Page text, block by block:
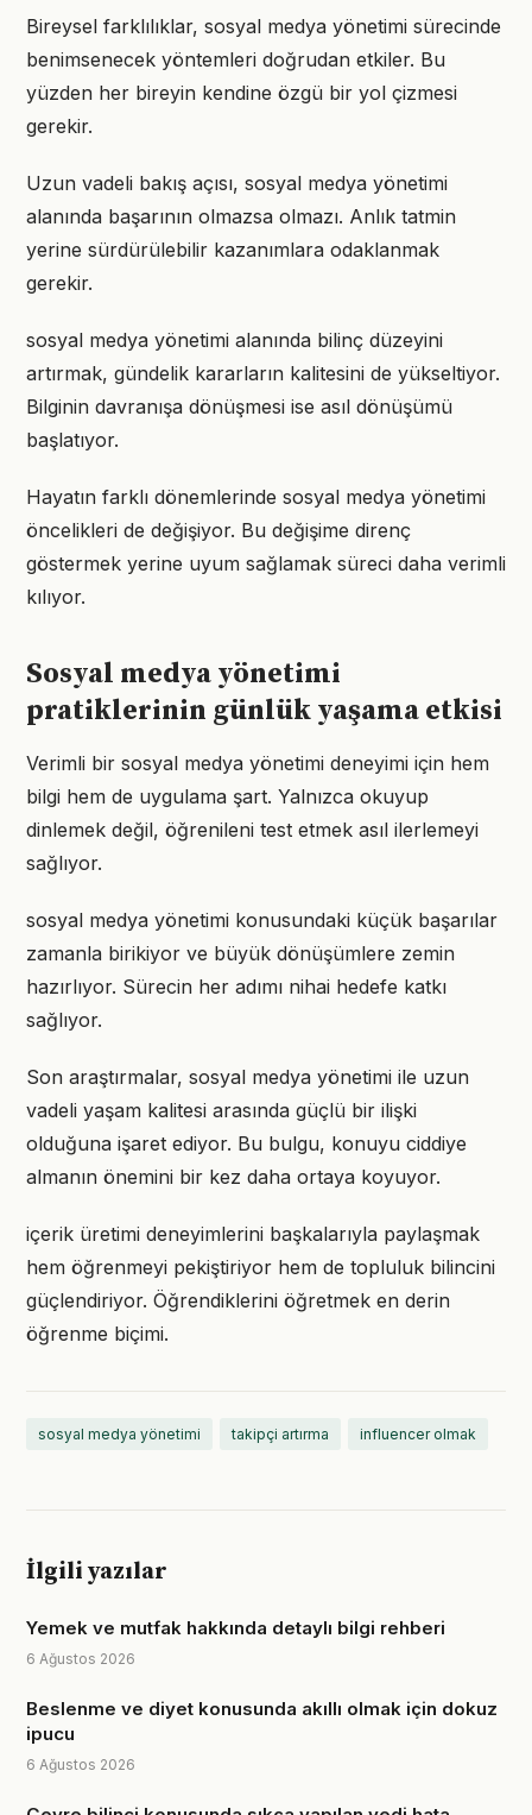
Bireysel farklılıklar, sosyal medya yönetimi sürecinde
benimsenecek yöntemleri doğrudan etkiler. Bu
yüzden her bireyin kendine özgü bir yol çizmesi
gerekir.
Uzun vadeli bakış açısı, sosyal medya yönetimi
alanında başarının olmazsa olmazı. Anlık tatmin
yerine sürdürülebilir kazanımlara odaklanmak
gerekir.
sosyal medya yönetimi alanında bilinç düzeyini
artırmak, gündelik kararların kalitesini de yükseltiyor.
Bilginin davranışa dönüşmesi ise asıl dönüşümü
başlatıyor.
Hayatın farklı dönemlerinde sosyal medya yönetimi
öncelikleri de değişiyor. Bu değişime direnç
göstermek yerine uyum sağlamak süreci daha verimli
kılıyor.
Sosyal medya yönetimi
pratiklerinin günlük yaşama etkisi
Verimli bir sosyal medya yönetimi deneyimi için hem
bilgi hem de uygulama şart. Yalnızca okuyup
dinlemek değil, öğrenileni test etmek asıl ilerlemeyi
sağlıyor.
sosyal medya yönetimi konusundaki küçük başarılar
zamanla birikiyor ve büyük dönüşümlere zemin
hazırlıyor. Sürecin her adımı nihai hedefe katkı
sağlıyor.
Son araştırmalar, sosyal medya yönetimi ile uzun
vadeli yaşam kalitesi arasında güçlü bir ilişki
olduğuna işaret ediyor. Bu bulgu, konuyu ciddiye
almanın önemini bir kez daha ortaya koyuyor.
içerik üretimi deneyimlerini başkalarıyla paylaşmak
hem öğrenmeyi pekiştiriyor hem de topluluk bilincini
güçlendiriyor. Öğrendiklerini öğretmek en derin
öğrenme biçimi.
sosyal medya yönetimi takipçi artırma influencer olmak
İlgili yazılar
Yemek ve mutfak hakkında detaylı bilgi rehberi
6 Ağustos 2026
Beslenme ve diyet konusunda akıllı olmak için dokuz
ipucu
6 Ağustos 2026